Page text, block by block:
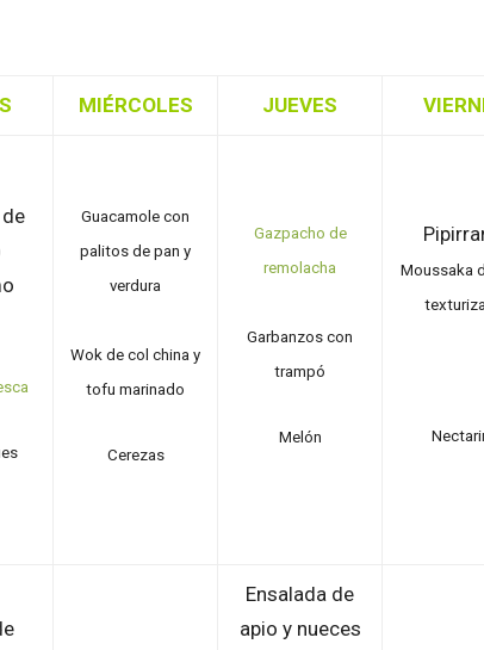
MIÉRCOLES JUEVES
Guacamole con
palitos de pan y
verdura
Wok de col china y
tofu marinado
Cerezas
Gazpacho de
remolacha
Garbanzos con
trampó
Melón
Moussaka
Ensalada de
apio y nueces